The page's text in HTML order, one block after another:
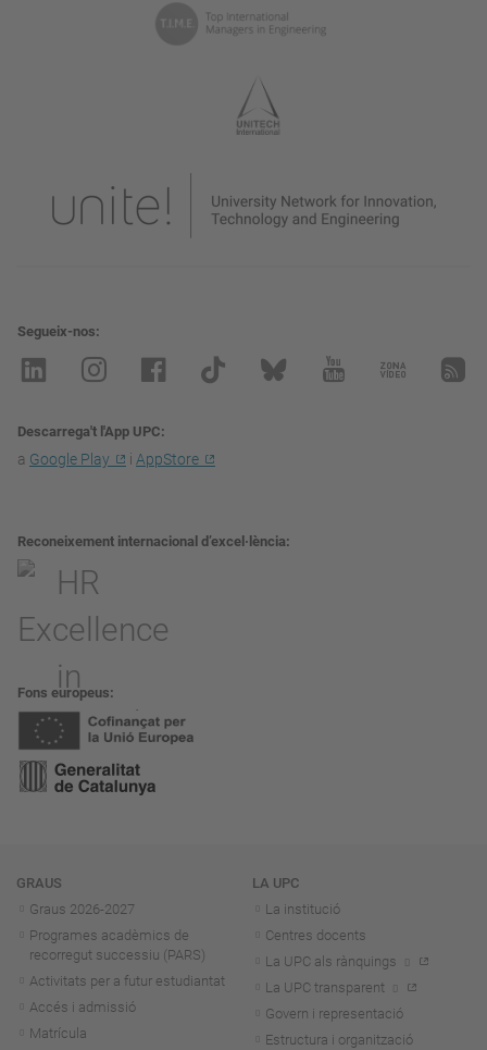
Segueix-nos
Descarrega't l'App UPC
a Google Play i AppStore
Reconeixement internacional d’excel·lència
Fons europeus
Navegació
GRAUS
Graus 2026-2027
Programes acadèmics de
recorregut successiu (PARS)
Activitats per a futur estudiantat
Accés i admissió
Matrícula
LA UPC
La institució
Centres docents
La UPC als rànquings
La UPC transparent
Govern i representació
Estructura i organització